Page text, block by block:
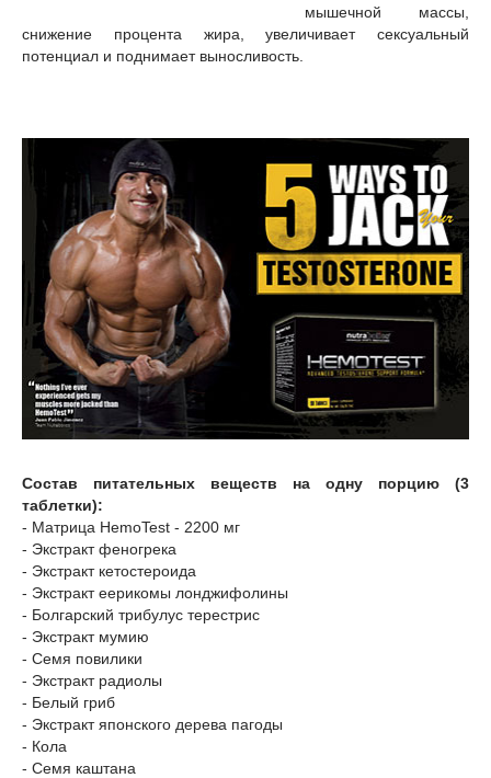
мышечной массы,
снижение процента жира, увеличивает сексуальный
потенциал и поднимает выносливость.
Состав питательных веществ на одну порцию (3
таблетки):
- Матрица HemoTest - 2200 мг
- Экстракт феногрека
- Экстракт кетостероида
- Экстракт еерикомы лонджифолины
- Болгарский трибулус терестрис
- Экстракт мумию
- Семя повилики
- Экстракт радиолы
- Белый гриб
- Экстракт японского дерева пагоды
- Кола
- Семя каштана